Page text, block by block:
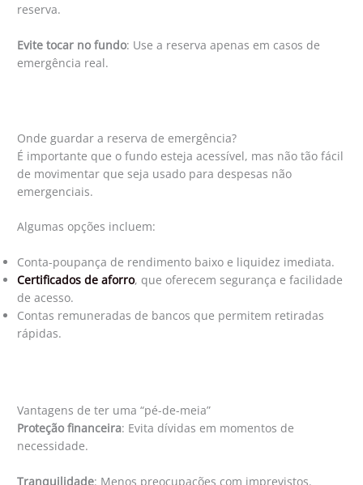
reserva.
Evite tocar no fundo: Use a reserva apenas em casos de
emergência real.
Onde guardar a reserva de emergência?
É importante que o fundo esteja acessível, mas não tão fácil
de movimentar que seja usado para despesas não
emergenciais.
Algumas opções incluem:
Conta-poupança de rendimento baixo e liquidez imediata.
Certificados de aforro, que oferecem segurança e facilidade
de acesso.
Contas remuneradas de bancos que permitem retiradas
rápidas.
Vantagens de ter uma “pé-de-meia”
Proteção financeira: Evita dívidas em momentos de
necessidade.
Tranquilidade: Menos preocupações com imprevistos.